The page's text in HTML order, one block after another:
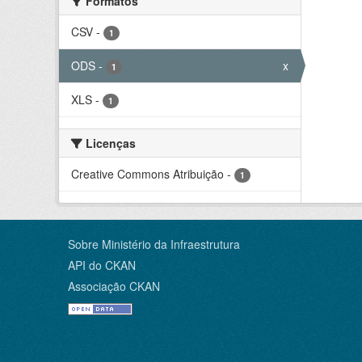
CSV - 1
ODS - 1 x
XLS - 1
Licenças
Creative Commons Atribuição - 1
Sobre Ministério da Infraestrutura
API do CKAN
Associação CKAN